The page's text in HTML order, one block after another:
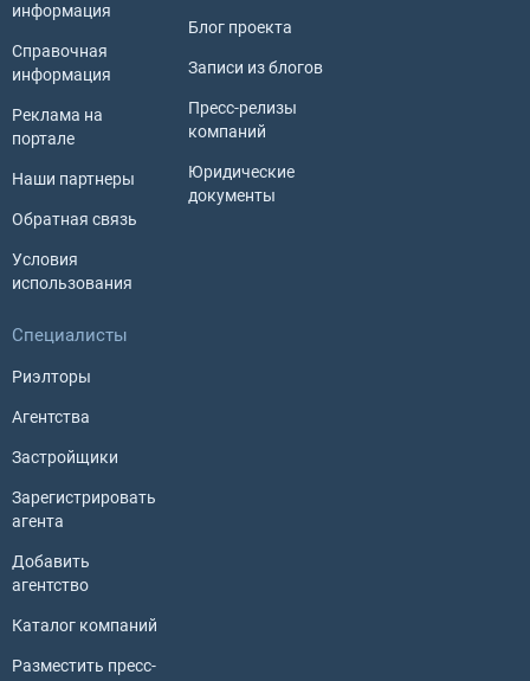
информация
Справочная
информация
Реклама на
портале
Наши партнеры
Обратная связь
Условия
использования
Блог проекта
Записи из блогов
Пресс-релизы
компаний
Юридические
документы
Специалисты
Риэлторы
Агентства
Застройщики
Зарегистрировать
агента
Добавить
агентство
Каталог компаний
Разместить пресс-